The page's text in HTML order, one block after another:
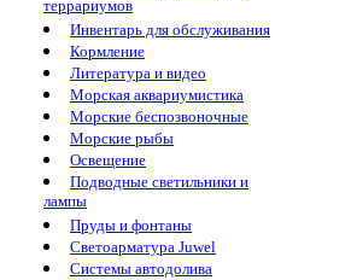
террариумов
Инвентарь для обслуживания
Кормление
Литература и видео
Морская аквариумистика
Морские беспозвоночные
Морские рыбы
Освещение
Подводные светильники и
лампы
Пруды и фонтаны
Светоарматура Juwel
Системы автодолива